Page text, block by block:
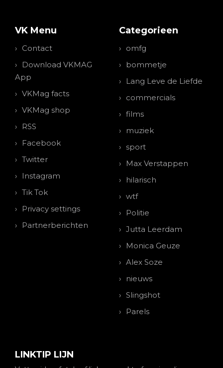
VK Menu
Contact
Download VKMAG
App
VKMag facts
VKMag shop
RSS
Facebook
Twitter
Instagram
Tik Tok
Privacy settings
Partnerberichten
Categorieen
omfg
bommetje
Lang Leve de Liefde
commercials
films
muziek
sport
Max Verstappen
hilarisch
wtf
Politie
Jutta Leerdam
Monica Geuze
Alex Soze
nieuws
Slingshot
Parels
LINKTIP LIJN